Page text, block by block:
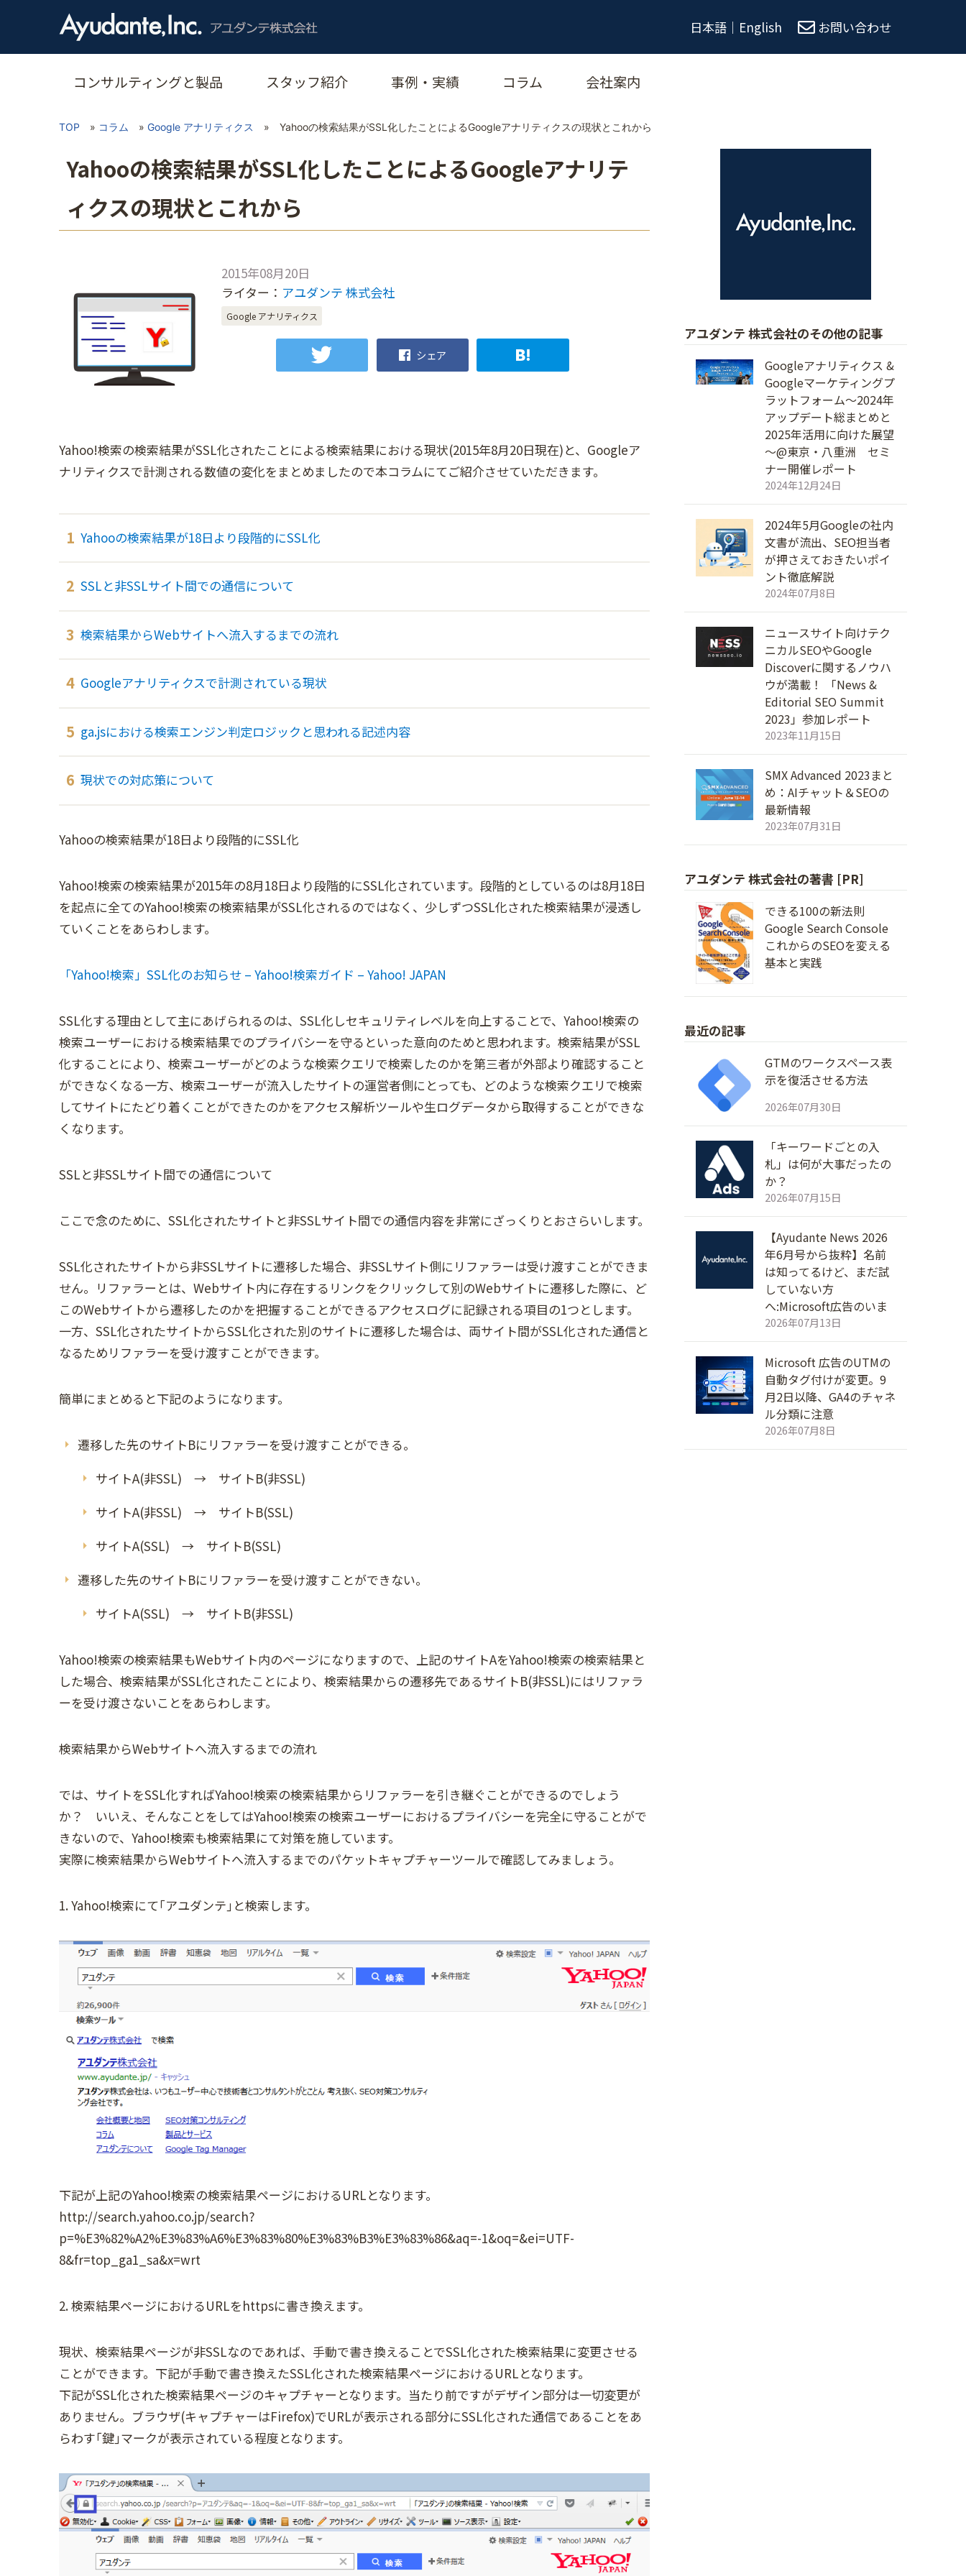
日本語 ｜ English お問い合わせ
コンサルティングと製品 スタッフ紹介 事例・実績 コラム 会社案内
TOP » コラム » Google アナリティクス » Yahooの検索結果がSSL化したことによるGoogleアナリティクスの現状とこれから
Yahooの検索結果がSSL化したことによるGoogleアナリテ
ィクスの現状とこれから
2015年08月20日
ライター： アユダンテ 株式会社
Google アナリティクス
シェア
Yahoo!検索の検索結果がSSL化されたことによる検索結果における現状(2015年8月20日現在)と、Googleア
ナリティクスで計測される数値の変化をまとめましたので本コラムにてご紹介させていただきます。
Yahooの検索結果が18日より段階的にSSL化
SSLと非SSLサイト間での通信について
検索結果からWebサイトへ流入するまでの流れ
Googleアナリティクスで計測されている現状
ga.jsにおける検索エンジン判定ロジックと思われる記述内容
現状での対応策について
Yahooの検索結果が18日より段階的にSSL化
Yahoo!検索の検索結果が2015年の8月18日より段階的にSSL化されています。段階的としているのは8月18日
を起点に全てのYahoo!検索の検索結果がSSL化されるのではなく、少しずつSSL化された検索結果が浸透し
ていくことをあらわします。
「Yahoo!検索」SSL化のお知らせ – Yahoo!検索ガイド – Yahoo! JAPAN
SSL化する理由として主にあげられるのは、SSL化しセキュリティレベルを向上することで、Yahoo!検索の
検索ユーザーにおける検索結果でのプライバシーを守るといった意向のためと思われます。検索結果がSSL
化することにより、検索ユーザーがどのような検索クエリで検索したのかを第三者が外部より確認すること
ができなくなる一方、検索ユーザーが流入したサイトの運営者側にとっても、どのような検索クエリで検索
してサイトにたどり着くことができたのかをアクセス解析ツールや生ログデータから取得することができな
くなります。
SSLと非SSLサイト間での通信について
ここで念のために、SSL化されたサイトと非SSLサイト間での通信内容を非常にざっくりとおさらいします。
SSL化されたサイトから非SSLサイトに遷移した場合、非SSLサイト側にリファラーは受け渡すことができま
せん。リファラーとは、Webサイト内に存在するリンクをクリックして別のWebサイトに遷移した際に、ど
このWebサイトから遷移したのかを把握することができるアクセスログに記録される項目の1つとします。
一方、SSL化されたサイトからSSL化された別のサイトに遷移した場合は、両サイト間がSSL化された通信と
なるためリファラーを受け渡すことができます。
簡単にまとめると下記のようになります。
遷移した先のサイトBにリファラーを受け渡すことができる。
サイトA(非SSL) → サイトB(非SSL)
サイトA(非SSL) → サイトB(SSL)
サイトA(SSL) → サイトB(SSL)
遷移した先のサイトBにリファラーを受け渡すことができない。
サイトA(SSL) → サイトB(非SSL)
Yahoo!検索の検索結果もWebサイト内のページになりますので、上記のサイトAをYahoo!検索の検索結果と
した場合、検索結果がSSL化されたことにより、検索結果からの遷移先であるサイトB(非SSL)にはリファラ
ーを受け渡さないことをあらわします。
検索結果からWebサイトへ流入するまでの流れ
では、サイトをSSL化すればYahoo!検索の検索結果からリファラーを引き継ぐことができるのでしょう
か？ いいえ、そんなことをしてはYahoo!検索の検索ユーザーにおけるプライバシーを完全に守ることがで
きないので、Yahoo!検索も検索結果にて対策を施しています。
実際に検索結果からWebサイトへ流入するまでのパケットキャプチャーツールで確認してみましょう。
1. Yahoo!検索にて｢アユダンテ｣と検索します。
下記が上記のYahoo!検索の検索結果ページにおけるURLとなります。
http://search.yahoo.co.jp/search?
p=%E3%82%A2%E3%83%A6%E3%83%80%E3%83%B3%E3%83%86&aq=-1&oq=&ei=UTF-
8&fr=top_ga1_sa&x=wrt
2. 検索結果ページにおけるURLをhttpsに書き換えます。
現状、検索結果ページが非SSLなのであれば、手動で書き換えることでSSL化された検索結果に変更させる
ことができます。下記が手動で書き換えたSSL化された検索結果ページにおけるURLとなります。
下記がSSL化された検索結果ページのキャプチャーとなります。当たり前ですがデザイン部分は一切変更が
ありません。ブラウザ(キャプチャーはFirefox)でURLが表示される部分にSSL化された通信であることをあ
らわす｢鍵｣マークが表示されている程度となります。
アユダンテ 株式会社のその他の記事
Googleアナリティクス &
Googleマーケティングプ
ラットフォーム～2024年
アップデート総まとめと
2025年活用に向けた展望
～@東京・八重洲 セミ
ナー開催レポート
2024年12月24日
2024年5月Googleの社内
文書が流出、SEO担当者
が押さえておきたいポイ
ント徹底解説
2024年07月8日
ニュースサイト向けテク
ニカルSEOやGoogle
Discoverに関するノウハ
ウが満載！ 「News &
Editorial SEO Summit
2023」参加レポート
2023年11月15日
SMX Advanced 2023まと
め：AIチャット＆SEOの
最新情報
2023年07月31日
アユダンテ 株式会社の著書 [PR]
できる100の新法則
Google Search Console
これからのSEOを変える
基本と実践
最近の記事
GTMのワークスペース表
示を復活させる方法
2026年07月30日
「キーワードごとの入
札」は何が大事だったの
か？
2026年07月15日
【Ayudante News 2026
年6月号から抜粋】名前
は知ってるけど、まだ試
していない方
へ:Microsoft広告のいま
2026年07月13日
Microsoft 広告のUTMの
自動タグ付けが変更。9
月2日以降、GA4のチャネ
ル分類に注意
2026年07月8日